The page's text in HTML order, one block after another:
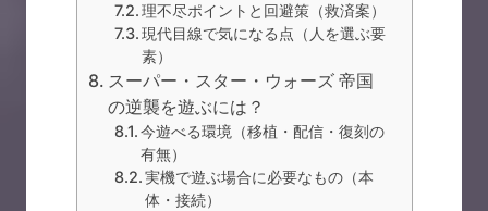
理不尽ポイントと回避策（救済案）
現代目線で気になる点（人を選ぶ要
素）
スーパー・スター・ウォーズ 帝国
の逆襲を遊ぶには？
今遊べる環境（移植・配信・復刻の
有無）
実機で遊ぶ場合に必要なもの（本
体・接続）